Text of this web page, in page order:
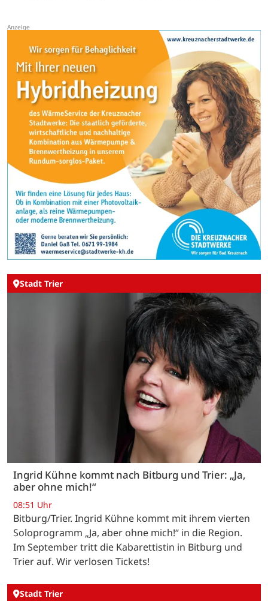
Stadt Trier
Ingrid Kühne kommt nach Bitburg und Trier: „Ja,
aber ohne mich!“
08:51 Uhr
Bitburg/Trier. Ingrid Kühne kommt mit ihrem vierten
Soloprogramm „Ja, aber ohne mich!“ in die Region.
Im September tritt die Kabarettistin in Bitburg und
Trier auf. Wir verlosen Tickets!
Stadt Trier